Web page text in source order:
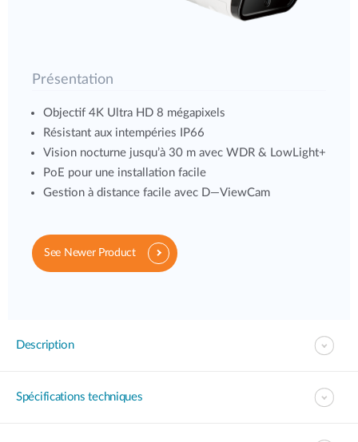
Présentation
Objectif 4K Ultra HD 8 mégapixels
Résistant aux intempéries IP66
Vision nocturne jusqu’à 30 m avec WDR & LowLight+
PoE pour une installation facile
Gestion à distance facile avec D—ViewCam
See Newer Product
Description
Spécifications techniques